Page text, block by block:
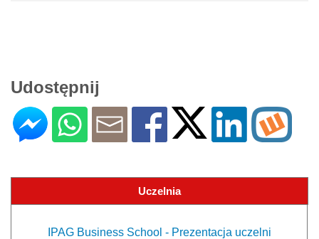
Udostępnij
Uczelnia
IPAG Business School - Prezentacja uczelni